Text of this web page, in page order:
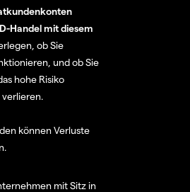
Handel mit diesem
ob Sie
und ob Sie
hohe Risiko
verlieren.
können Verluste
mit Sitz in